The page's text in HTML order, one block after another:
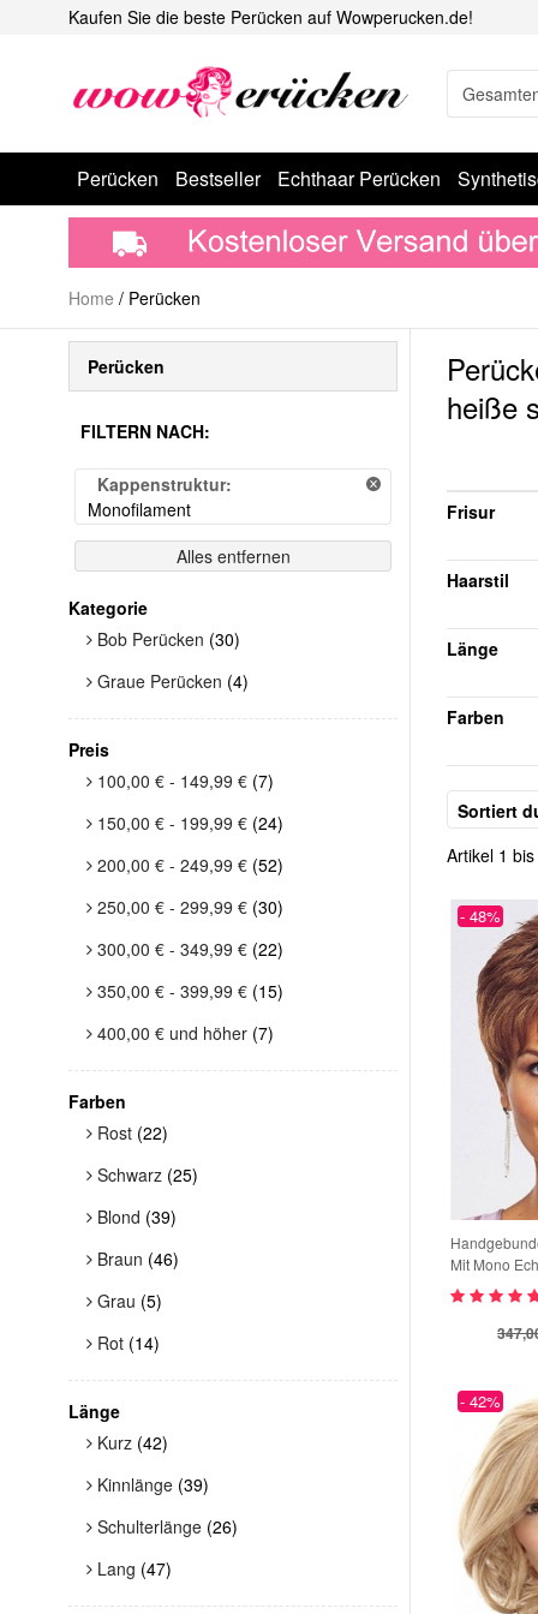
Kaufen Sie die beste Perücken auf Wowperucken.de!
Perücken Bestseller Echthaar Perücken
Home / Perücken
heiße
Frisur
Haarstil
Länge
Farben
Sortiert
Artikel 1
Mit Mono
- 48%
- 42%
Perücken
FILTERN NACH:
Kappenstruktur:
Monofilament
Alles entfernen
Kategorie
Bob Perücken (30)
Graue Perücken (4)
Preis
100,00 € - 149,99 € (7)
150,00 € - 199,99 € (24)
200,00 € - 249,99 € (52)
250,00 € - 299,99 € (30)
300,00 € - 349,99 € (22)
350,00 € - 399,99 € (15)
400,00 € und höher (7)
Farben
Rost (22)
Schwarz (25)
Blond (39)
Braun (46)
Grau (5)
Rot (14)
Länge
Kurz (42)
Kinnlänge (39)
Schulterlänge (26)
Lang (47)
24.07.2026
einzelne Haar und i...